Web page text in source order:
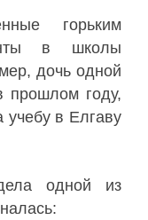
горьким
в школы
дочь одной
прошлом году,
учебу в Елгаву
одной из